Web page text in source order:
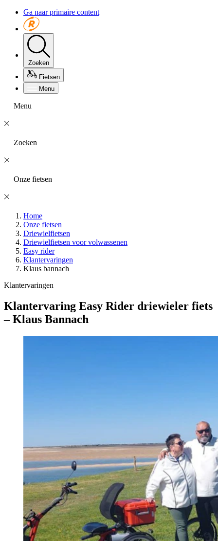
Ga naar primaire content
Zoeken
Fietsen
Menu
Menu
Zoeken
Onze fietsen
Home
Onze fietsen
Driewielfietsen
Driewielfietsen voor volwassenen
Easy rider
Klantervaringen
Klaus bannach
Klantervaringen
Klantervaring Easy Rider driewieler fiets
– Klaus Bannach